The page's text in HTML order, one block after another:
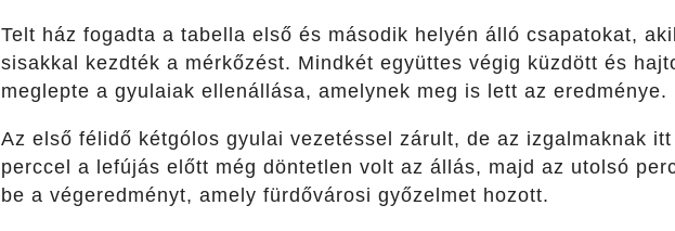
Telt ház fogadta a tabella első és második helyén álló csapatokat,
sisakkal kezdték a mérkőzést. Mindkét együttes végig küzdött és
meglepte a gyulaiak ellenállása, amelynek meg is lett az eredménye.
Az első félidő kétgólos gyulai vezetéssel zárult, de az izgalmaknak
perccel a lefújás előtt még döntetlen volt az állás, majd az utolsó
be a végeredményt, amely fürdővárosi győzelmet hozott.